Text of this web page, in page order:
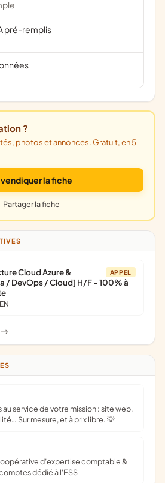
pré-remplis
?
la fiche
Partager la fiche
APPEL
Cloud Azure &
/ DevOps / Cloud] H/F - 100% à
->
Sur mesure, et à prix libre. 💡
dédié à l'ESS